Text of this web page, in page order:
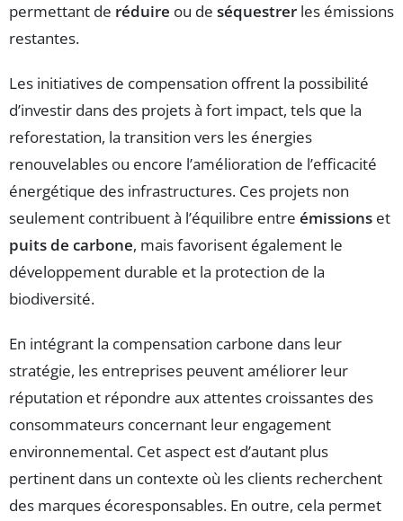
permettant de réduire ou de séquestrer les émissions
restantes.
Les initiatives de compensation offrent la possibilité
d’investir dans des projets à fort impact, tels que la
reforestation, la transition vers les énergies
renouvelables ou encore l’amélioration de l’efficacité
énergétique des infrastructures. Ces projets non
seulement contribuent à l’équilibre entre émissions et
puits de carbone, mais favorisent également le
développement durable et la protection de la
biodiversité.
En intégrant la compensation carbone dans leur
stratégie, les entreprises peuvent améliorer leur
réputation et répondre aux attentes croissantes des
consommateurs concernant leur engagement
environnemental. Cet aspect est d’autant plus
pertinent dans un contexte où les clients recherchent
des marques écoresponsables. En outre, cela permet